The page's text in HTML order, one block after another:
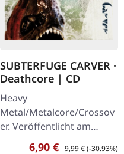
Preis:
SUBTERFUGE CARVER ·
Deathcore | CD
Heavy
Metal/Metalcore/Crossov
er. Veröffentlicht am
08.02.2008, auf Supreme
Verkaufspreis:
6,90 € Regulärer Preis:
9,99 €(-30.93%)